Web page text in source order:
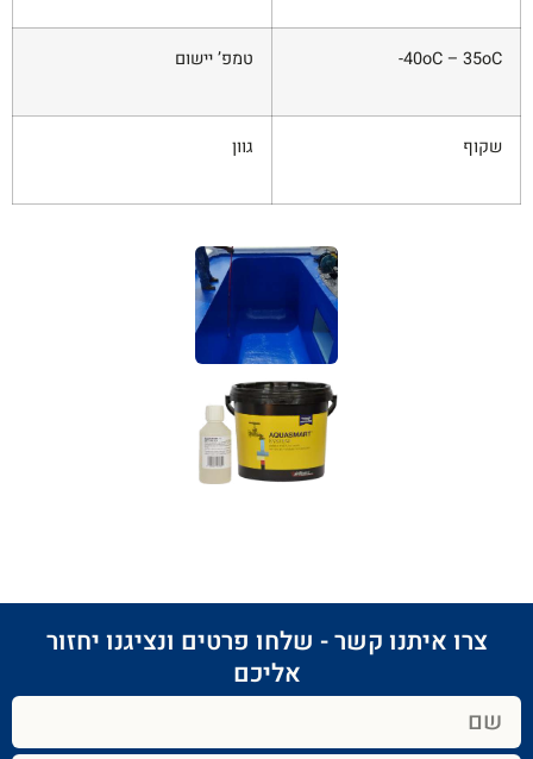
40oC – 35oC- טמפ’ יישום
שקוף גוון
צרו איתנו קשר - שלחו פרטים ונציגנו יחזור
אליכם​